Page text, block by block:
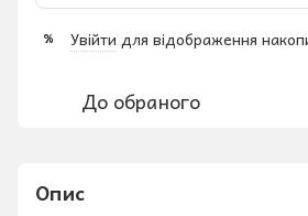
% Увійти для відображення
До обраного
Опис